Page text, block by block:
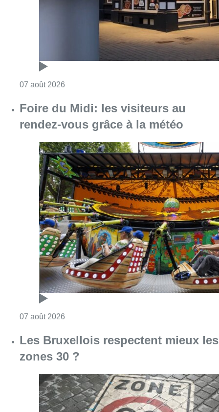
07 août 2026
Foire du Midi: les visiteurs au
rendez-vous grâce à la météo
07 août 2026
Les Bruxellois respectent mieux les
zones 30 ?